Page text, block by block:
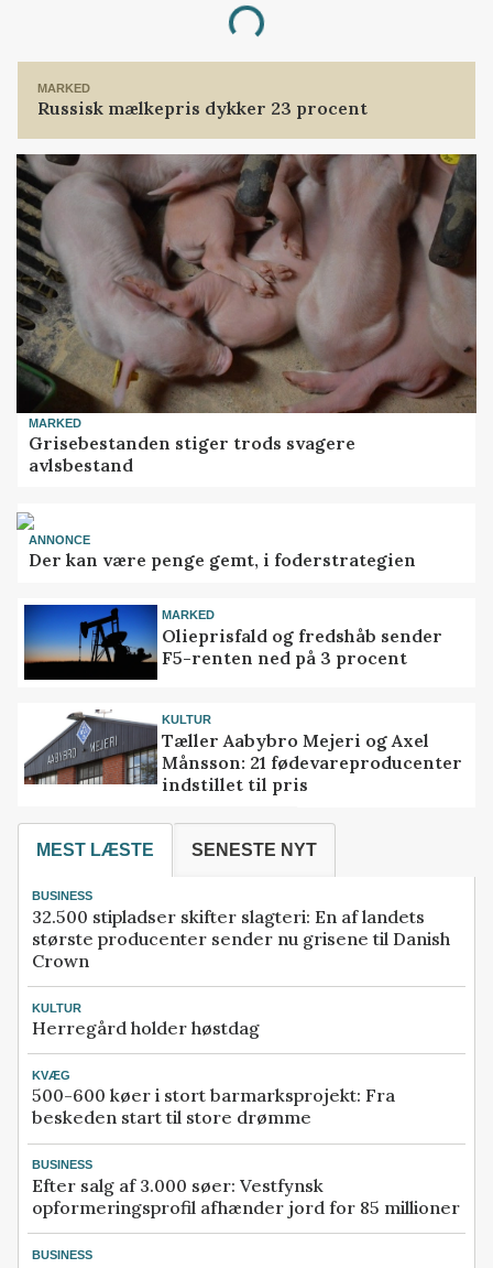
Loading...
MARKED
Russisk mælkepris dykker 23 procent
MARKED
Grisebestanden stiger trods svagere
avlsbestand
ANNONCE
Der kan være penge gemt, i foderstrategien
MARKED
Olieprisfald og fredshåb sender
F5-renten ned på 3 procent
KULTUR
Tæller Aabybro Mejeri og Axel
Månsson: 21 fødevareproducenter
indstillet til pris
MEST LÆSTE SENESTE NYT
BUSINESS
32.500 stipladser skifter slagteri: En af landets
største producenter sender nu grisene til Danish
Crown
KULTUR
Herregård holder høstdag
KVÆG
500-600 køer i stort barmarksprojekt: Fra
beskeden start til store drømme
BUSINESS
Efter salg af 3.000 søer: Vestfynsk
opformeringsprofil afhænder jord for 85 millioner
BUSINESS